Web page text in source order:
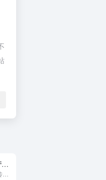
广告门 在线媒体及产业互动资讯服务平台